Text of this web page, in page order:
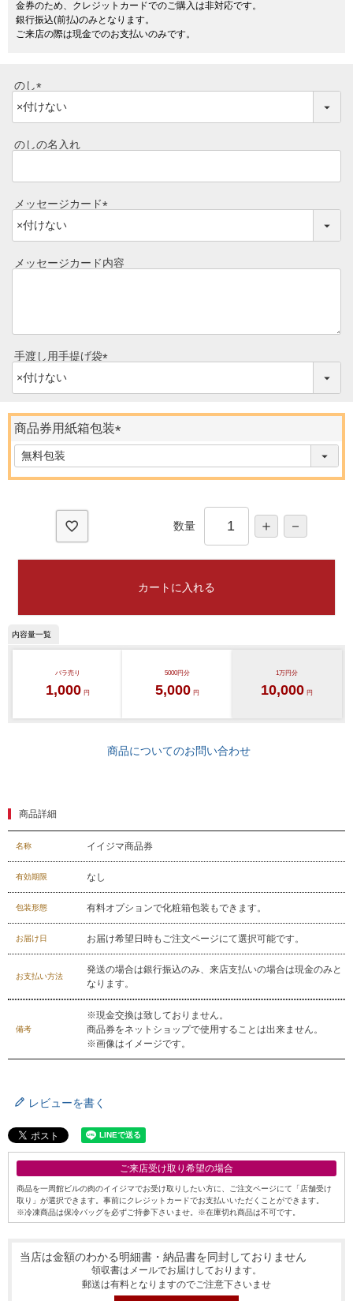
ゴルフコンペ
よくある質問
食べ方レシピ
レビュー一覧
ご予算から選ぶ
ハンバーグ
シャルキュトリー
手造りタレ
029-254-2441
お問合せフォーム
金券のため、クレジットカードでのご購入は非対応です。
銀行振込(前払)のみとなります。
ご来店の際は現金でのお支払いのみです。
のし
(
必
須
のしの名入れ
メッセージカード
必
須
メッセージカード内容
手渡し用手提げ袋
必
須
)
商品券用紙箱包装
必
数量
カートに入れる
バラ売り
1,000 円
5000円分
5,000 円
1万円分
10,000 円
商品についてのお問い合わせ
商品詳細
名称 イイジマ商品券
有効期限 なし
包装形態 有料オプションで化粧箱包装もできます。
お届け日 お届け希望日時もご注文ページにて選択可能です。
お支払い方法
発送の場合は銀行振込のみ、来店支払いの場合は現金のみと
なります。
備考
※現金交換は致しておりません。
商品券をネットショップで使用することは出来ません。
※画像はイメージです。
レビューを書く
ご来店受け取り希望の場合
商品を一周館ビルの肉のイイジマでお受け取りしたい方に、ご注文ページにて「店舗受け
取り」が選択できます。事前にクレジットカードでお支払いいただくことができます。
※冷凍商品は保冷バッグを必ずご持参下さいませ。※在庫切れ商品は不可です。
当店は金額のわかる明細書・納品書を同封しておりません
領収書はメールでお届けしております。
郵送は有料となりますのでご注意下さいませ